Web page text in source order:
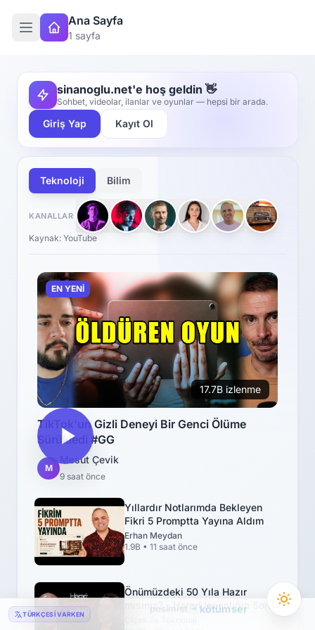
Ana Sayfa
1 sayfa
sinanoglu.net'e hoş geldin 👋
Sohbet, videolar, ilanlar ve oyunlar — hepsi bir arada.
Giriş Yap Kayıt Ol
Teknoloji Bilim
EN YENİ
17.7B izlenme
TikTok'un Gizli Deneyi Bir Genci Ölüme
Sürükledi #GG
M
Mesut Çevik
9 saat önce
Yıllardır Notlarımda Bekleyen
Fikri 5 Promptta Yayına Aldım
Erhan Meydan
1.9B • 11 saat önce
Önümüzdeki 50 Yıla Hazır
mısınız? - Harari İnsanlığın Son
KANALLAR
Kaynak: YouTube
TÜRKÇESI VARKEN
pesimist kötümser